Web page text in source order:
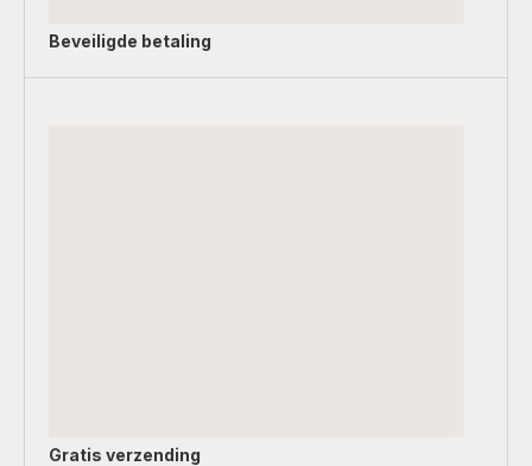
Beveiligde betaling
Gratis verzending